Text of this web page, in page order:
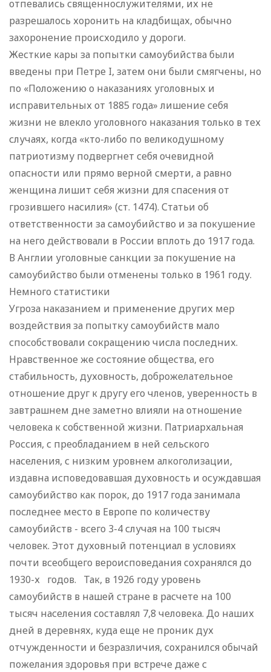
отпевались священнослужителями, их не
разрешалось хоронить на кладбищах, обычно
захоронение происходило у дороги.
Жесткие кары за попытки самоубийства были
введены при Петре I, затем они были смягчены, но
по «Положению о наказаниях уголовных и
исправительных от 1885 года» лишение себя
жизни не влекло уголовного наказания только в тех
случаях, когда «кто-либо по великодушному
патриотизму подвергнет себя очевидной
опасности или прямо верной смерти, а равно
женщина лишит себя жизни для спасения от
грозившего насилия» (ст. 1474). Статьи об
ответственности за самоубийство и за покушение
на него действовали в России вплоть до 1917 года.
В Англии уголовные санкции за покушение на
самоубийство были отменены только в 1961 году.
Немного статистики
Угроза наказанием и применение других мер
воздействия за попытку самоубийств мало
способствовали сокращению числа последних.
Нравственное же состояние общества, его
стабильность, духовность, доброжелательное
отношение друг к другу его членов, уверенность в
завтрашнем дне заметно влияли на отношение
человека к собственной жизни. Патриархальная
Россия, с преобладанием в ней сельского
населения, с низким уровнем алкоголизации,
издавна исповедовавшая духовность и осуждавшая
самоубийство как порок, до 1917 года занимала
последнее место в Европе по количеству
самоубийств - всего 3-4 случая на 100 тысяч
человек. Этот духовный потенциал в условиях
почти всеобщего вероисповедания сохранялся до
1930-х годов. Так, в 1926 году уровень
самоубийств в нашей стране в расчете на 100
тысяч населения составлял 7,8 человека. До наших
дней в деревнях, куда еще не проник дух
отчужденности и безразличия, сохранился обычай
пожелания здоровья при встрече даже с